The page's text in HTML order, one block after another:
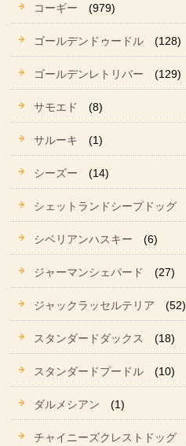
コーギー (979)
ゴールデンドゥードル (128)
ゴールデンレトリバー (129)
サモエド (8)
サルーキ (1)
シーズー (14)
シェットランドシープドッグ
シベリアンハスキー (6)
ジャーマンシェパード (27)
ジャックラッセルテリア (52)
スタンダードダックス (18)
スタンダードプードル (10)
ダルメシアン (1)
チャイニーズクレストドッグ